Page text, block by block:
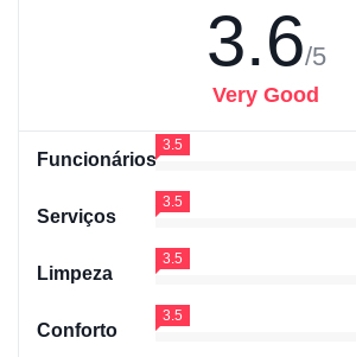
3.6/5
Very Good
Funcionários
3.5
Serviços
3.5
Limpeza
3.5
Conforto
3.5